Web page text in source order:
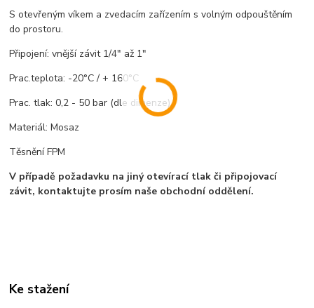
S otevřeným víkem a zvedacím zařízením s volným odpouštěním
do prostoru.
Připojení: vnější závit 1/4" až 1"
Prac.teplota: -20°C / + 160°C
Prac. tlak: 0,2 - 50 bar (dle dimenze)
Materiál: Mosaz
Těsnění FPM
V případě požadavku na jiný otevírací tlak či připojovací
závit, kontaktujte prosím naše obchodní oddělení.
Ke stažení